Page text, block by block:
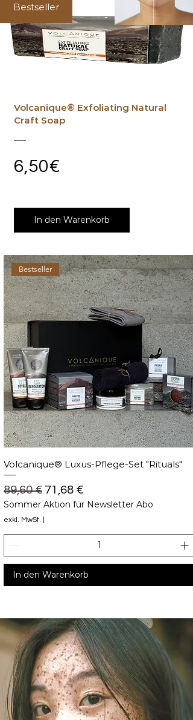
Bestseller
Volcanique® Exfoliating Natural
Craft Soap
6,50€
In den Warenkorb
Bestseller
Volcanique® Luxus-Pflege-Set "Rituals"
Standardpreis
89,60 € Sale-Preis
71,68 €
Sommer Aktion für Newsletter Abo
exkl. MwSt.
In den Warenkorb